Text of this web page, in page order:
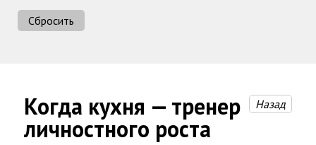
Когда кухня — тренер
личностного роста
Назад
Сбросить